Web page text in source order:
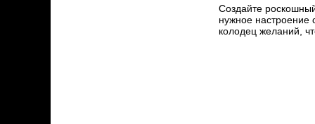
Создайте
нужное настроение
колодец желаний,